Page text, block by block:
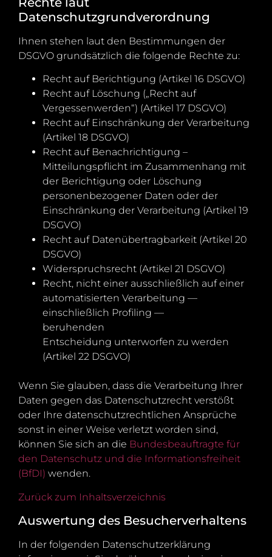
Datenschutzgrundverordnung
Ihnen stehen laut den Bestimmungen der
DSGVO grundsätzlich die folgende Rechte zu:
Recht auf Berichtigung (Artikel 16 DSGVO)
Recht auf Löschung („Recht auf
Vergessenwerden“) (Artikel 17 DSGVO)
Recht auf Einschränkung der Verarbeitung
(Artikel 18 DSGVO)
Recht auf Benachrichtigung –
Mitteilungspflicht im Zusammenhang mit
der Berichtigung oder Löschung
personenbezogener Daten oder der
Einschränkung der Verarbeitung (Artikel 19
DSGVO)
Recht auf Datenübertragbarkeit (Artikel 20
DSGVO)
Widerspruchsrecht (Artikel 21 DSGVO)
Recht, nicht einer ausschließlich auf einer
automatisierten Verarbeitung —
einschließlich Profiling —
beruhenden
Entscheidung unterworfen zu werden
(Artikel 22 DSGVO)
Wenn Sie glauben, dass die Verarbeitung Ihrer
Daten gegen das Datenschutzrecht verstößt
oder Ihre datenschutzrechtlichen Ansprüche
sonst in einer Weise verletzt worden sind,
können Sie sich an die Bundesbeauftragte für
den Datenschutz und die Informationsfreiheit
(BfDI) wenden.
Zurück zum Inhaltsverzeichnis
Auswertung des Besucherverhaltens
In der folgenden Datenschutzerklärung